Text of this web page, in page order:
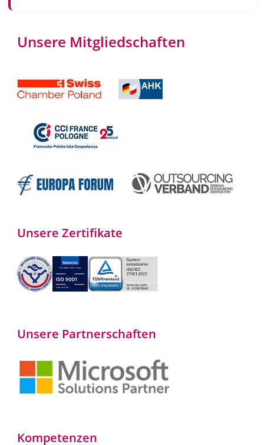
Unsere Mitgliedschaften
Unsere Zertifikate
Unsere Partnerschaften
Kompetenzen